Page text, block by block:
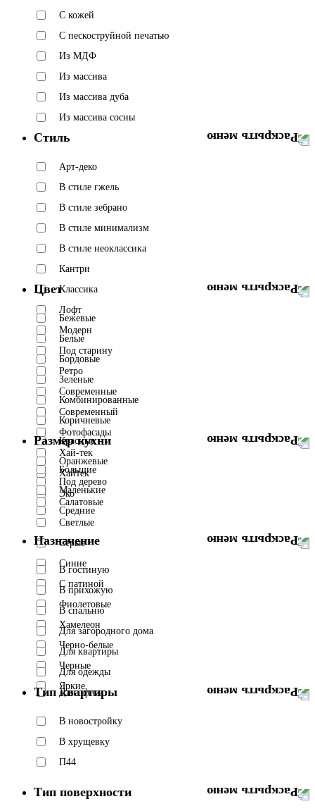
C кожей
C пескоструйной печатью
Из МДФ
Из массива
Из массива дуба
Из массива сосны
Стиль
Арт-деко
В стиле гжель
В стиле зебрано
В стиле минимализм
В стиле неоклассика
Кантри
Классика
Лофт
Модерн
Под старину
Ретро
Современные
Современный
Фотофасады
Хай-тек
Хайтек
Эко
Цвет
Бежевые
Белые
Бордовые
Зеленые
Комбинированные
Коричневые
Красные
Оранжевые
Под дерево
Салатовые
Светлые
Серые
Синие
С патиной
Фиолетовые
Хамелеон
Черно-белые
Черные
Яркие
Размер кухни
Большие
Маленькие
Средние
Назначение
В гостиную
В прихожую
В спальню
Для загородного дома
Для квартиры
Для одежды
Для офиса
Тип квартиры
В новостройку
В хрущевку
П44
Тип поверхности